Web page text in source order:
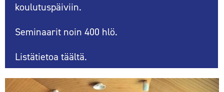
koulutuspäiviin.
Seminaarit noin 400 hlö.
Listätietoa täältä.